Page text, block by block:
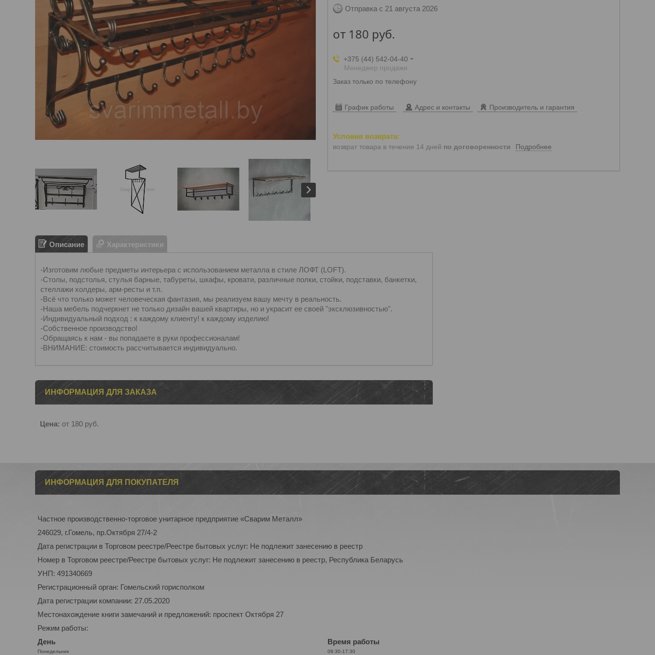
Отправка с 21 августа 2026
от 180 руб.
+375 (44) 542-04-40
Менеджер продажи
Заказ только по телефону
График работы Адрес и контакты Производитель и гарантия
возврат товара в течение 14 дней по договоренности Подробнее
Описание Характеристики
-Изготовим любые предметы интерьера с использованием металла в стиле ЛОФТ (LOFT).
-Столы, подстолья, стулья барные, табуреты, шкафы, кровати, различные полки, стойки, подставки, банкетки,
стеллажи холдеры, арм-ресты и т.п.
-Всё что только может человеческая фантазия, мы реализуем вашу мечту в реальность.
-Наша мебель подчеркнет не только дизайн вашей квартиры, но и украсит ее своей "эксклюзивностью".
-Индивидуальный подход : к каждому клиенту! к каждому изделию!
-Собственное производство!
-Обращаясь к нам - вы попадаете в руки профессионалам!
-ВНИМАНИЕ: стоимость рассчитывается индивидуально.
ИНФОРМАЦИЯ ДЛЯ ЗАКАЗА
Цена: от 180 руб.
ИНФОРМАЦИЯ ДЛЯ ПОКУПАТЕЛЯ
Частное производственно-торговое унитарное предприятие «Сварим Металл»
246029, г.Гомель, пр.Октября 27/4-2
Дата регистрации в Торговом реестре/Реестре бытовых услуг: Не подлежит занесению в реестр
Номер в Торговом реестре/Реестре бытовых услуг: Не подлежит занесению в реестр, Республика Беларусь
УНП: 491340669
Регистрационный орган: Гомельский горисполком
Дата регистрации компании: 27.05.2020
Местонахождение книги замечаний и предложений: проспект Октября 27
Режим работы:
День
Время работы
Понедельник 08:30-17:30